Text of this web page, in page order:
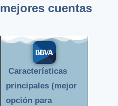
cuentas
Características
principales (mejor
opción para